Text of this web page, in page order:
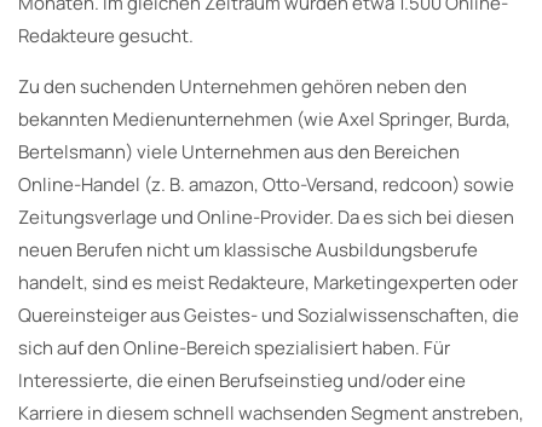
Redakteure gesucht.
Zu den suchenden Unternehmen gehören neben den
bekannten Medienunternehmen (wie Axel Springer, Burda,
Bertelsmann) viele Unternehmen aus den Bereichen
Online-Handel (z. B. amazon, Otto-Versand, redcoon) sowie
Zeitungsverlage und Online-Provider. Da es sich bei diesen
neuen Berufen nicht um klassische Ausbildungsberufe
handelt, sind es meist Redakteure, Marketingexperten oder
Quereinsteiger aus Geistes- und Sozialwissenschaften, die
sich auf den Online-Bereich spezialisiert haben. Für
Interessierte, die einen Berufseinstieg und/oder eine
Karriere in diesem schnell wachsenden Segment anstreben,